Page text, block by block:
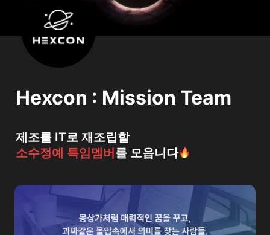
Hexcon : Mission Team
소수정예 특임멤버를 모읍니다